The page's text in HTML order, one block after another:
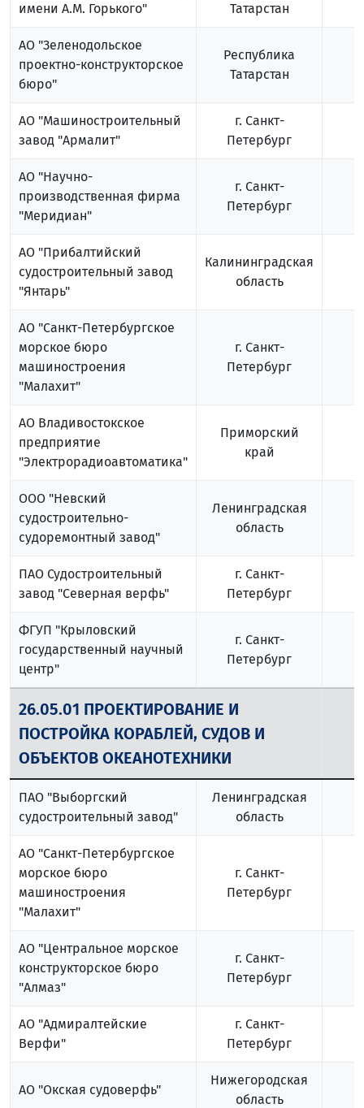
имени А.М. Горького"
Татарстан
АО "Зеленодольское
проектно-конструкторское
бюро"
Республика
Татарстан
АО "Машиностроительный
завод "Армалит"
г. Санкт-
Петербург
АО "Научно-
производственная фирма
"Меридиан"
г. Санкт-
Петербург
АО "Прибалтийский
судостроительный завод
"Янтарь"
Калининградская
область
АО "Санкт-Петербургское
морское бюро
машиностроения
"Малахит"
г. Санкт-
Петербург
АО Владивостокское
предприятие
"Электрорадиоавтоматика"
Приморский
край
ООО "Невский
судостроительно-
судоремонтный завод"
Ленинградская
область
ПАО Судостроительный
завод "Северная верфь"
г. Санкт-
Петербург
ФГУП "Крыловский
государственный научный
центр"
г. Санкт-
Петербург
26.05.01 ПРОЕКТИРОВАНИЕ И
ПОСТРОЙКА КОРАБЛЕЙ, СУДОВ И
ОБЪЕКТОВ ОКЕАНОТЕХНИКИ
ПАО "Выборгский
судостроительный завод"
Ленинградская
область
АО "Санкт-Петербургское
морское бюро
машиностроения
"Малахит"
г. Санкт-
Петербург
АО "Центральное морское
конструкторское бюро
"Алмаз"
г. Санкт-
Петербург
АО "Адмиралтейские
Верфи"
г. Санкт-
Петербург
АО "Окская судоверфь"
Нижегородская
область